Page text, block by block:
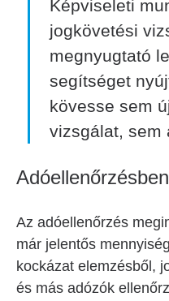
Képviseleti
jogkövetési
megnyugtató
segítséget
kövesse sem
vizsgálat, sem
Az adóellenőrzés
már jelentős
kockázat elemzésből,
és más adózók